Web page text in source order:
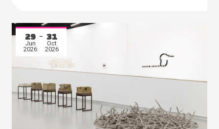
29
Jun
2026
31
Oct
2026